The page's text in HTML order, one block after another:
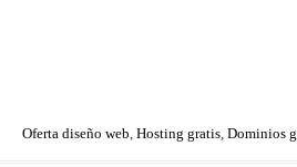
Oferta diseño web, Hosting gratis, Dominios